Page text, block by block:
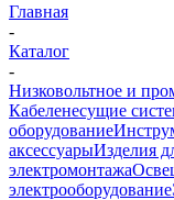
Главная
-
Каталог
-
Низковольтное и
Кабеленесущие
оборудование
аксессуарыИзделия
электромонтажа
электрооборудование